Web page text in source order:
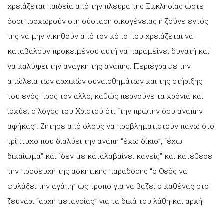
χρειάζεται παιδεία από την πλευρά της Εκκλησίας ώστε
όσοι προχωρούν στη σύσταση οικογένειας ή ζούνε εντός
της να μην νικηθούν από τον κόπο που χρειάζεται να
καταβάλουν προκειμένου αυτή να παραμείνει δυνατή και
να καλύψει την ανάγκη της αγάπης. Περιέγραψε την
απώλεια των αρχικών συναισθημάτων και της στήριξης
του ενός προς τον άλλο, καθώς περνούνε τα χρόνια και
ισχύει ο λόγος του Χριστού ότι “την πρώτην σου αγάπην
αφήκας”. Ζήτησε από όλους να προβληματιστούν πάνω στο
τρίπτυχο που διαλύει την αγάπη “έχω δίκιο”, “έχω
δικαίωμα” και “δεν με καταλαβαίνει κανείς” και κατέθεσε
την προσευχή της ασκητικής παράδοσης “ο Θεός να
φυλάξει την αγάπη” ως τρόπο για να βάζει ο καθένας στο
ζευγάρι “αρχή μετανοίας” για τα δικά του λάθη και αρχή